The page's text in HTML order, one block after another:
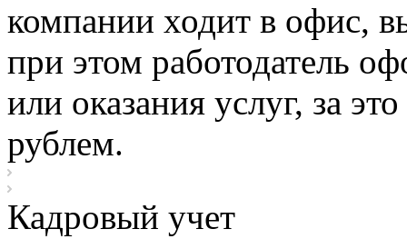
компании ходит в офис,
при этом работодатель
или оказания услуг, за
рублем.
Кадровый учет